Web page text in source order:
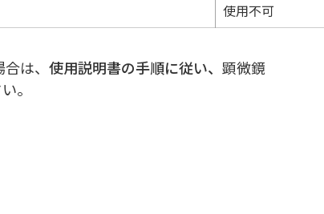
使用不可
合は、使用説明書の手順に従い、顕微鏡
。